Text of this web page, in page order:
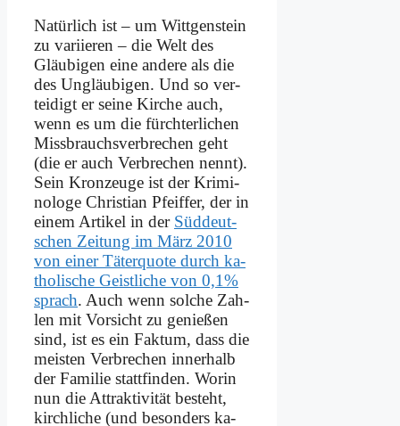
Na­tür­lich ist – um Witt­gen­stein
zu va­ri­ie­ren – die Welt des
Gläu­bi­gen ei­ne an­de­re als die
des Un­gläu­bi­gen. Und so ver­
tei­digt er sei­ne Kir­che auch,
wenn es um die fürch­ter­li­chen
Miss­brauchs­ver­bre­chen geht
(die er auch Ver­bre­chen nennt).
Sein Kron­zeu­ge ist der Kri­mi­
no­lo­ge Chri­sti­an Pfeif­fer, der in
ei­nem Ar­ti­kel in der Süd­deut­
schen Zei­tung im März 2010
von ei­ner Tä­ter­quo­te durch ka­
tho­li­sche Geist­li­che von 0,1%
sprach. Auch wenn sol­che Zah­
len mit Vor­sicht zu ge­nie­ßen
sind, ist es ein Fak­tum, dass die
mei­sten Ver­brechen in­ner­halb
der Fa­mi­lie statt­fin­den. Wor­in
nun die At­trak­ti­vi­tät be­steht,
kirch­liche (und be­son­ders ka­